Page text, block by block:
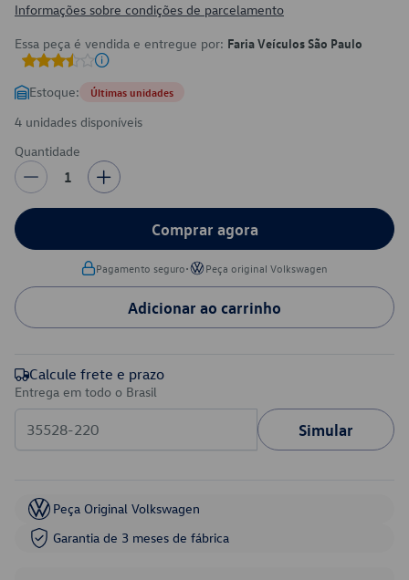
Informações sobre condições de parcelamento
Essa peça é vendida e entregue por: Faria Veículos São Paulo
Estoque: Últimas unidades
4 unidades disponíveis
Quantidade
1
Comprar agora
Pagamento seguro• Peça original Volkswagen
Adicionar ao carrinho
Calcule frete e prazo
Entrega em todo o Brasil
Simular
Peça Original Volkswagen
Garantia de 3 meses de fábrica